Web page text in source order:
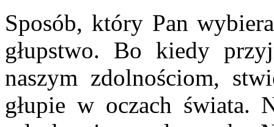
Sposób, który Pan
głupstwo. Bo kiedy
naszym zdolnościom,
głupie w oczach świata.